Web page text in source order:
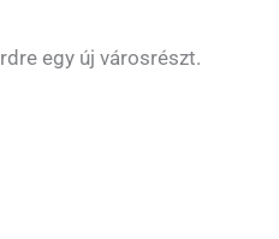
egy új városrészt.